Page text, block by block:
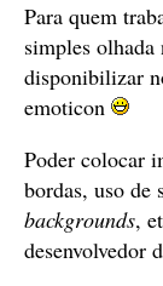
Para quem
simples olhada
disponibilizar
emoticon
Poder colocar
bordas, uso de
backgrounds,
desenvolvedor